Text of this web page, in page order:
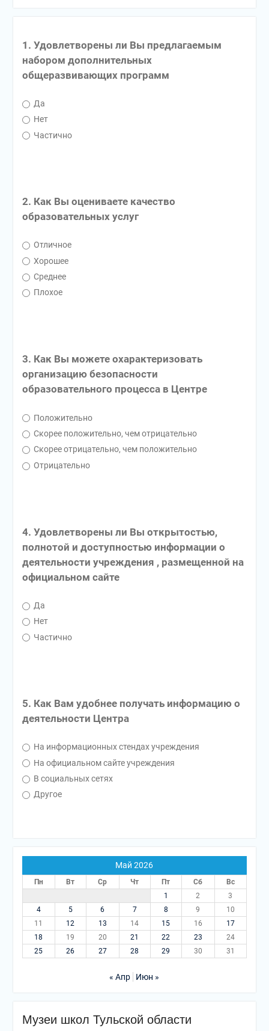
1. Удовлетворены ли Вы предлагаемым
набором дополнительных
общеразвивающих программ
Да
Нет
Частично
2. Как Вы оцениваете качество
образовательных услуг
Отличное
Хорошее
Среднее
Плохое
3. Как Вы можете охарактеризовать
организацию безопасности
образовательного процесса в Центре
Положительно
Скорее положительно, чем отрицательно
Скорее отрицательно, чем положительно
Отрицательно
4. Удовлетворены ли Вы открытостью,
полнотой и доступностью информации о
деятельности учреждения , размещенной на
официальном сайте
Да
Нет
Частично
5. Как Вам удобнее получать информацию о
деятельности Центра
На информационных стендах учреждения
На официальном сайте учреждения
В социальных сетях
Другое
Май 2026
Пн Вт Ср Чт Пт Сб
Вс
1
2
3
4
5 6 7 8 9
10
11
12 13 14 15 16
17
18
19 20 21 22 23
24
25
26 27 28 29 30 31
« Апр Июн »
Музеи школ Тульской области